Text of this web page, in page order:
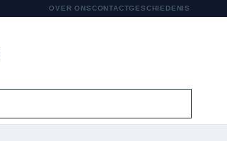
OVER ONSCONTACTGESCHIEDENIS